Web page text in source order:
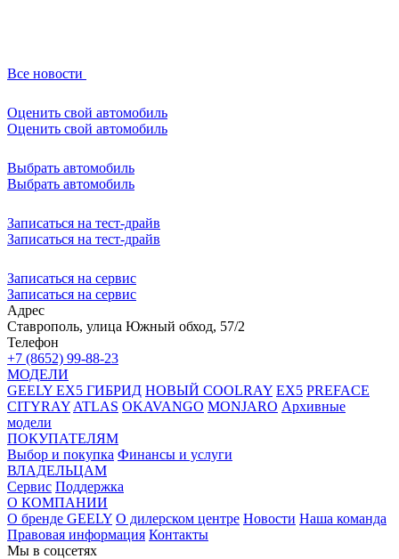
Все новости
Оценить свой автомобиль
Оценить свой автомобиль
Выбрать автомобиль
Выбрать автомобиль
Записаться на тест-драйв
Записаться на тест-драйв
Записаться на сервис
Записаться на сервис
Адрес
Ставрополь, улица Южный обход, 57/2
Телефон
+7 (8652) 99-88-23
МОДЕЛИ
GEELY EX5 ГИБРИД НОВЫЙ COOLRAY EX5 PREFACE
CITYRAY ATLAS OKAVANGO MONJARO Архивные
модели
ПОКУПАТЕЛЯМ
Выбор и покупка Финансы и услуги
ВЛАДЕЛЬЦАМ
Сервис Поддержка
О КОМПАНИИ
О бренде GEELY О дилерском центре Новости Наша команда
Правовая информация Контакты
Мы в соцсетях